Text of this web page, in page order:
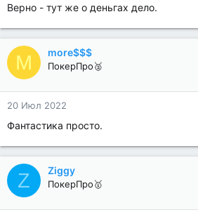
Верно - тут же о деньгах дело.
M more$$$
ПокерПро🥈
20 Июл 2022
Фантастика просто.
Z Ziggy
ПокерПро🥇